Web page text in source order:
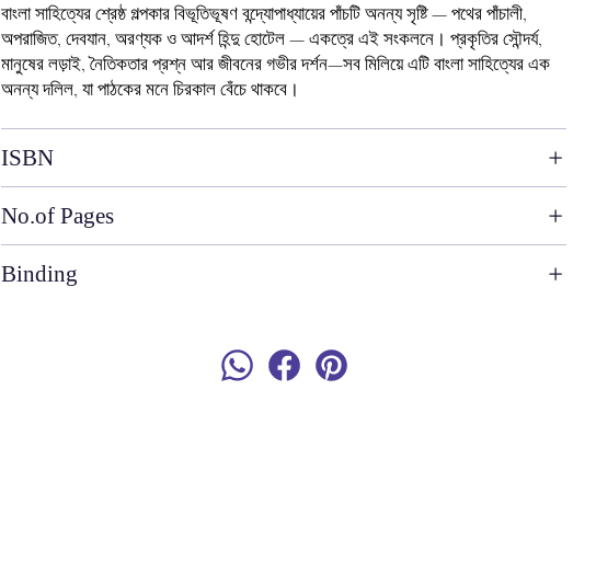
বাংলা সাহিত্যের শ্রেষ্ঠ গল্পকার বিভূতিভূষণ বন্দ্যোপাধ্যায়ের পাঁচটি অনন্য সৃষ্টি — পথের পাঁচালী,
অপরাজিত, দেবযান, অরণ্যক ও আদর্শ হিন্দু হোটেল — একত্রে এই সংকলনে। প্রকৃতির সৌন্দর্য,
মানুষের লড়াই, নৈতিকতার প্রশ্ন আর জীবনের গভীর দর্শন—সব মিলিয়ে এটি বাংলা সাহিত্যের এক
অনন্য দলিল, যা পাঠকের মনে চিরকাল বেঁচে থাকবে।
ISBN
No.of Pages
Binding